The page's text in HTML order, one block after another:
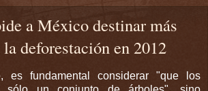
a México destinar más
deforestación en 2012
es fundamental considerar "que los